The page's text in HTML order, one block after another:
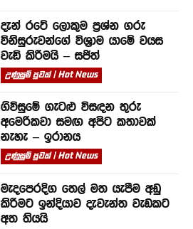
දැන් රටේ ලොකුම ප්‍රශ්න ගරු
විනිසුරුවන්ගේ විශ්‍රාම යාමේ වයස
වැඩි කිරීමයි – සජිත්
උණුසුම් පුවත් | Hot News
ගිවිසුමේ ගැටළු විසඳන තුරු
අමෙරිකවා සමඟ අපිට කතාවක්
නැහැ – ඉරානය
උණුසුම් පුවත් | Hot News
මැදපෙරදිග තෙල් මත යැපීම අඩු
කිරීමට ඉන්දියාව දැවැන්ත වැඩකට
අත තියයි